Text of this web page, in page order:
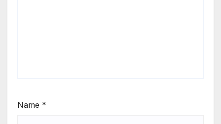
Name *